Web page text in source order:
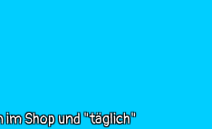
Shop und "täglich"